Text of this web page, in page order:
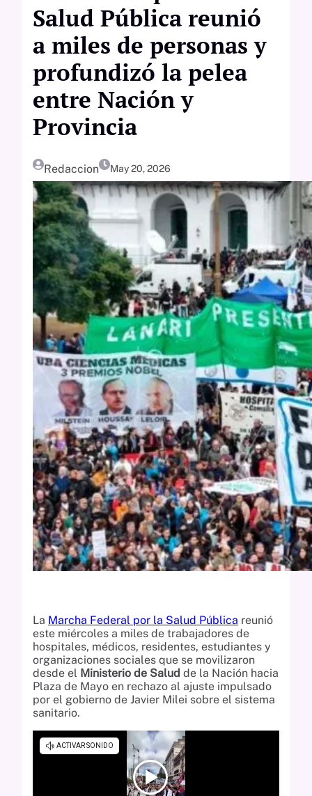
Salud Pública reunió
a miles de personas y
profundizó la pelea
entre Nación y
Provincia
Redaccion May 20, 2026
La Marcha Federal por la Salud Pública reunió
este miércoles a miles de trabajadores de
hospitales, médicos, residentes, estudiantes y
organizaciones sociales que se movilizaron
desde el Ministerio de Salud de la Nación hacia
Plaza de Mayo en rechazo al ajuste impulsado
por el gobierno de Javier Milei sobre el sistema
sanitario.